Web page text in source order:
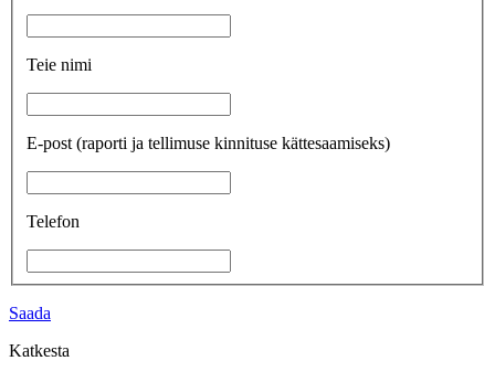
Teie nimi
E-post (raporti ja tellimuse kinnituse kättesaamiseks)
Telefon
Saada
Katkesta